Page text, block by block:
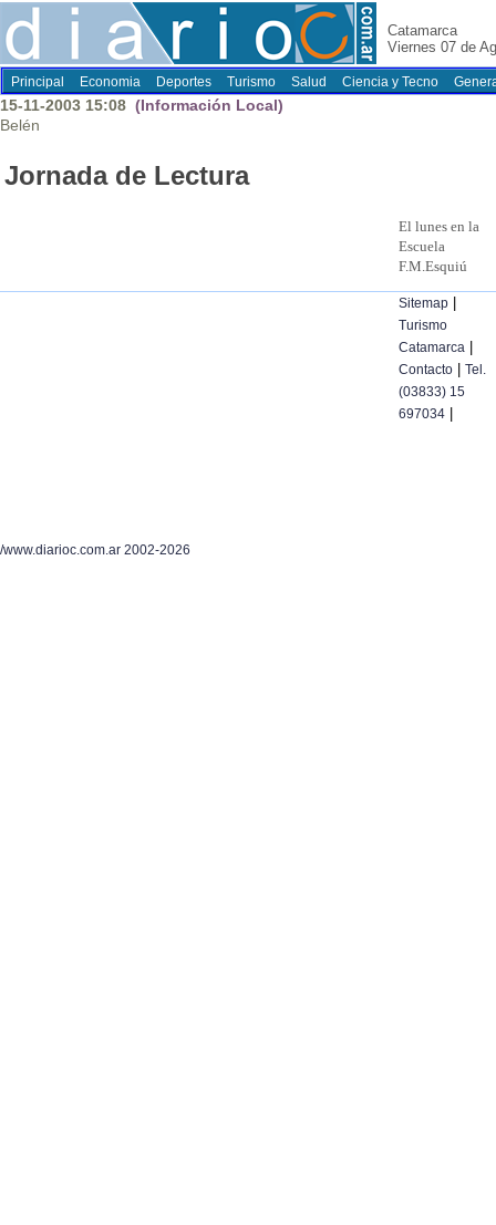
Catamarca
Viernes 07 de
Principal Economia Deportes Turismo Salud Ciencia y Tecno
15-11-2003 15:08 (Información Local)
Belén
Jornada de Lectura
El lunes en la
Escuela
F.M.Esquiú
Sitemap
Turismo
Catamarca
Contacto
Tel.
(03833) 15
697034
/www.diarioc.com.ar 2002-2026